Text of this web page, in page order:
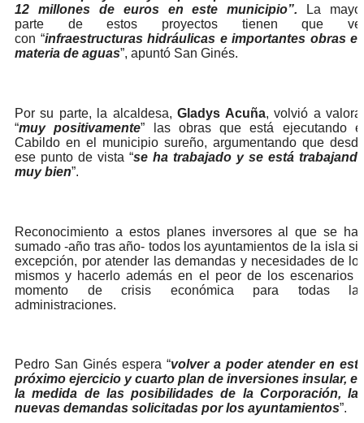
12 millones de euros en este municipio”.
La
parte de estos proyectos tienen que
con “infraestructuras hidráulicas e importantes obras
materia de aguas”, apuntó San Ginés.
Por su parte, la alcaldesa,Gladys Acuña, volvió a
“muy positivamente” las obras que está ejecutando
Cabildo en el municipio sureño, argumentando que
ese punto de vista “se ha trabajado y se está
muy bien”.
Reconocimiento a estos planes inversores al que se
sumado -año tras año- todos los ayuntamientos de la isla
excepción, por atender las demandas y necesidades de
mismos y hacerlo además en el peor de los escenarios
momento de crisis económica para todas
administraciones.
Pedro San Ginés espera “volver a poder atender en
próximo ejercicio y cuarto plan de inversiones insular,
la medida de las posibilidades de la Corporación,
nuevas demandas solicitadas por los ayuntamientos”.